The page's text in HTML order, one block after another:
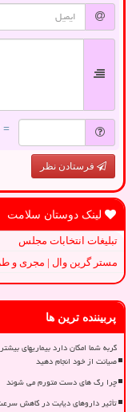
= ۳ بعلاوه ۲
فرستادن نظر
لینک دوستان سلامت
تبلیغات انتخابات مجلس
مستر گرین وال | مجری و
پربیننده ترین ها
گربه شما امکان دارد بیماریهای
صیانت از خود انجام دهید
چرا رگ های دست متورم می شوند
تأثیر داروهای دیابت در کاهش